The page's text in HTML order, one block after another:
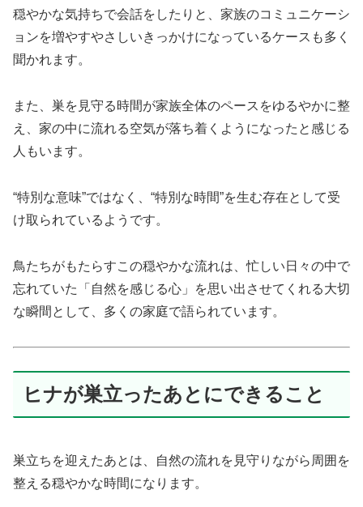
穏やかな気持ちで会話をしたりと、家族のコミュニケーシ
ョンを増やすやさしいきっかけになっているケースも多く
聞かれます。
また、巣を見守る時間が家族全体のペースをゆるやかに整
え、家の中に流れる空気が落ち着くようになったと感じる
人もいます。
“特別な意味”ではなく、“特別な時間”を生む存在として受
け取られているようです。
鳥たちがもたらすこの穏やかな流れは、忙しい日々の中で
忘れていた「自然を感じる心」を思い出させてくれる大切
な瞬間として、多くの家庭で語られています。
ヒナが巣立ったあとにできること
巣立ちを迎えたあとは、自然の流れを見守りながら周囲を
整える穏やかな時間になります。